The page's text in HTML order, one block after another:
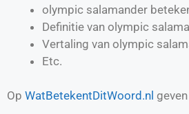
olympic salamander
Definitie van olympic
Vertaling van olympic
Etc.
Op WatBetekentDitWoord.nl